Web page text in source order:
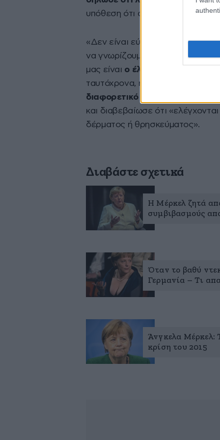
υπόθεση ότι ασκείται τέτοια
«Δεν είναι εύκολο να
να γνωρίζουμε ότι το ζήτημα
μας είναι ο έλεγχος της
ταυτόχρονα, η ομοσπονδιακή
διαφορετικό χρώμα δέρματος,
και διαβεβαίωσε ότι
δέρματος ή θρησκεύματος».
Διαβάστε σχετικά
Η Μέρκελ ζητά
συμβιβασμούς
Όταν το βαθύ
Γερμανία – Τι
Άνγκελα Μέρκελ:
κρίση του 2015